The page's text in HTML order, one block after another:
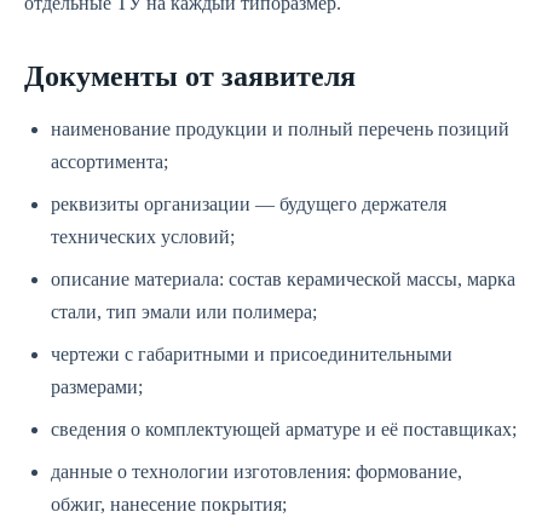
Документы от заявителя
наименование продукции и полный перечень позиций
ассортимента;
реквизиты организации — будущего держателя
технических условий;
описание материала: состав керамической массы, марка
стали, тип эмали или полимера;
чертежи с габаритными и присоединительными
размерами;
сведения о комплектующей арматуре и её поставщиках;
данные о технологии изготовления: формование,
обжиг, нанесение покрытия;